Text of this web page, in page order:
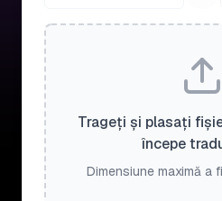
Trageți și plasați
începe
Dimensiune maximă a